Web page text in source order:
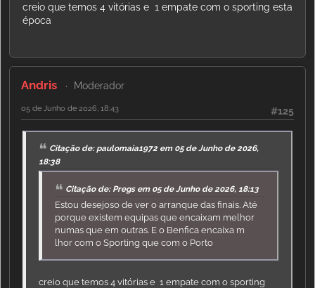
creio que temos 4 vitórias e 1 empate com o sporting esta
época
Andris Moderador
#125
05 de Junho de 2026, 18:43
Citação de: paulomaia1972 em 05 de Junho de 2026,
18:38
Citação de: Pregs em 05 de Junho de 2026, 18:13
Estou desejoso de ver o arranque das finais. Até
porque existem equipas que encaixam melhor
numas que em outras. E o Benfica encaixa m
lhor com o Sporting que com o Porto
creio que temos 4 vitórias e 1 empate com o sporting